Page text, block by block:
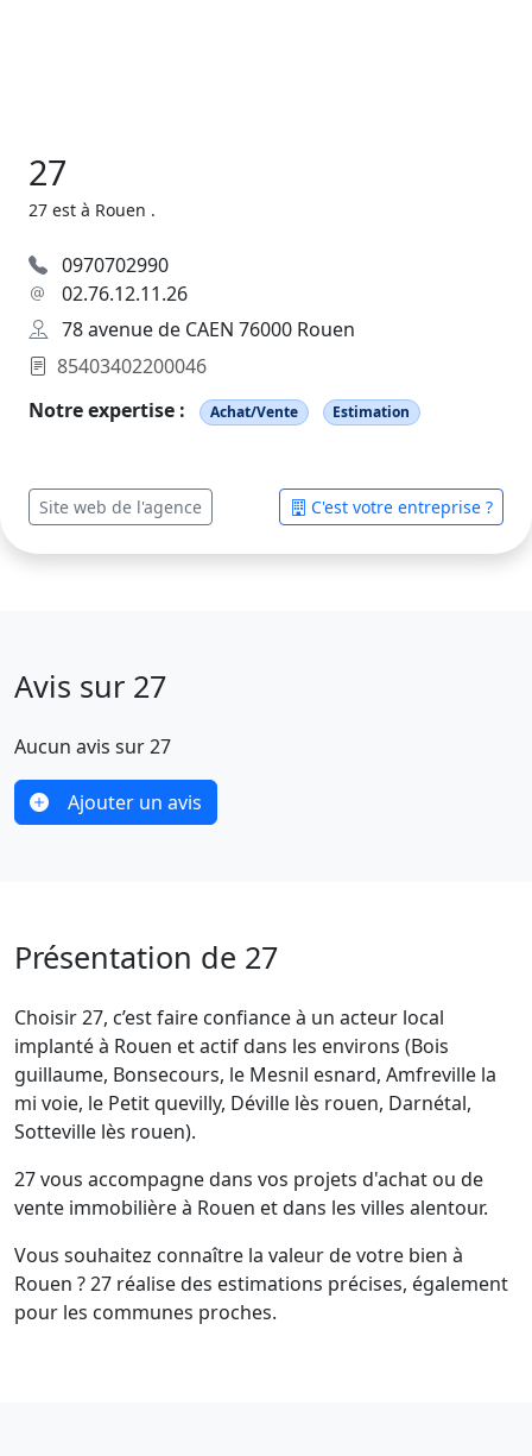
27
27 est à Rouen .
0970702990
02.76.12.11.26
78 avenue de CAEN 76000 Rouen
85403402200046
Notre expertise :
Achat/Vente Estimation
Site web de l'agence C'est votre entreprise ?
Avis sur 27
Aucun avis sur 27
Ajouter un avis
Présentation de 27
Choisir 27, c’est faire confiance à un acteur local
implanté à Rouen et actif dans les environs (Bois
guillaume, Bonsecours, le Mesnil esnard, Amfreville la
mi voie, le Petit quevilly, Déville lès rouen, Darnétal,
Sotteville lès rouen).
27 vous accompagne dans vos projets d'achat ou de
vente immobilière à Rouen et dans les villes alentour.
Vous souhaitez connaître la valeur de votre bien à
Rouen ? 27 réalise des estimations précises, également
pour les communes proches.